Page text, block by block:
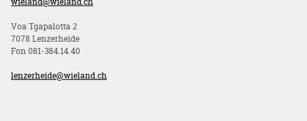
Voa Tgapalotta 2
7078 Lenzerheide
Fon 081-384.14.40
lenzerheide@wieland.ch